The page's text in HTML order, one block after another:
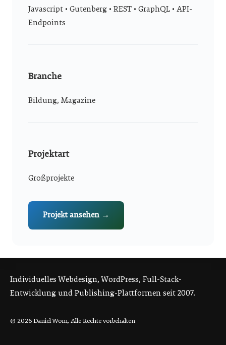
Javascript • Gutenberg • REST • GraphQL • API-
Endpoints
Branche
Bildung, Magazine
Projektart
Großprojekte
Projekt ansehen →
Individuelles Webdesign, WordPress, Full-Stack-
Entwicklung und Publishing-Plattformen seit 2007.
© 2026 Daniel Wom, Alle Rechte vorbehalten